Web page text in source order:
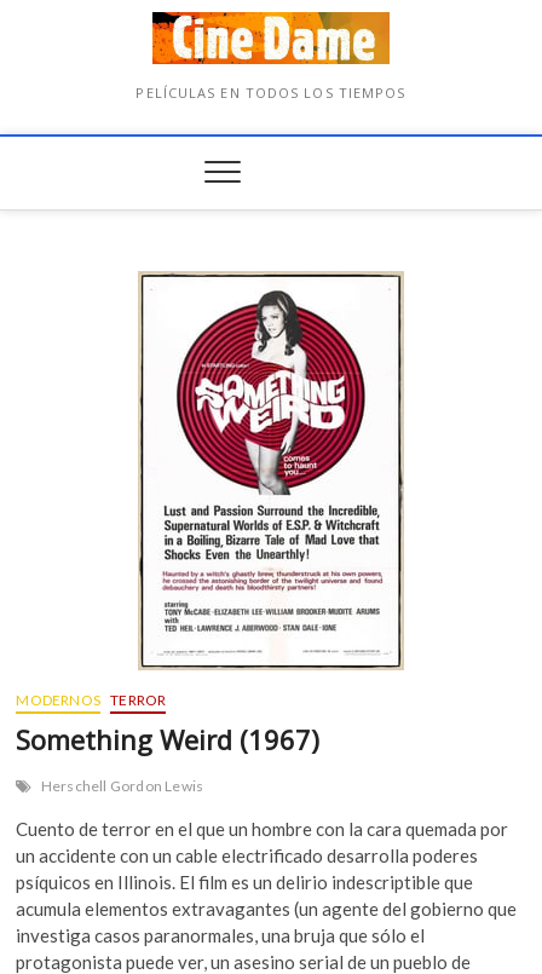
PELÍCULAS EN TODOS LOS TIEMPOS
MODERNOS TERROR
Something Weird (1967)
Herschell Gordon Lewis
Cuento de terror en el que un hombre con la cara quemada por
un accidente con un cable electrificado desarrolla poderes
psíquicos en Illinois. El film es un delirio indescriptible que
acumula elementos extravagantes (un agente del gobierno que
investiga casos paranormales, una bruja que sólo el
protagonista puede ver, un asesino serial de un pueblo de